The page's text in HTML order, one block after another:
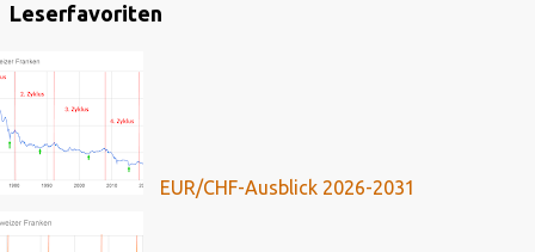
Leserfavoriten
EUR/CHF-Ausblick 2026-2031